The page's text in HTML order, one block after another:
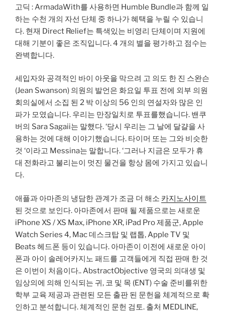
고딕 : ArmadaWith를 사용하면 Humble Bundle과 함께 일
하는 수천 개의 자선 단체 중 하나가 혜택을 누릴 수 있습니
다. 현재 Direct Relief는 특색있는 비영리 단체이며 지원에
대해 기분이 좋은 조직입니다. 4 개의 별을 평가하고 점수는
완벽합니다.
세입자와 공격적인 바이 아웃을 막으려 고 의도 한 진 스완슨
(Jean Swanson) 의원의 발언은 화요일 투표 전에 외부 의원
회의실에서 소집 된 2 박 이상의 56 인의 연설자와 많은 인
파가 모였습니다. 우리는 만장일치로 투표를했습니다. 밴쿠
버의 Sara Sagaii는 말했다. ‘당시 우리는 그 날에 달걀을 사
용하는 것에 대해 이야기했습니다. 타이머 또는 그와 비슷한
것 ‘이라고 Messina는 말합니다. ‘그러나 지금은 모두가 휴
대 전화라고 불리는이 멋진 물건을 항상 몸에 가지고 있습니
다.
애플과 아마존의 냉담한 관계가 조금 더 해소 카지노사이트
된 것으로 보인다. 아마존에서 판매 될 제품으로는 새로운
iPhone XS / XS Max, iPhone XR, iPad Pro 제품군, Apple
Watch Series 4, Mac 데스크탑 및 랩톱, Apple TV 및
Beats 헤드폰 등이 있습니다. 아마존이 이전에 새로운 아이
폰과 아이 솔레어카지노 패드를 고객들에게 직접 판매 한 것
은 이번이 처음이다.. AbstractObjective 영국의 의대생 및
임상의에 의해 인식되는 귀, 코 및 목 (ENT) 수술 준비를위한
학부 교육 제공과 관련된 모든 출판 된 문헌을 체계적으로 확
인하고 분석합니다. 체계적인 문헌 검토. 출처 MEDLINE,